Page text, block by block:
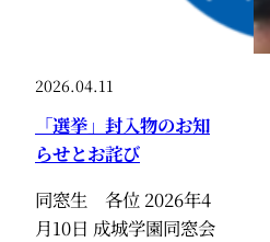
2026.04.11
「選挙」封入物のお知
らせとお詫び
同窓生 各位 2026年4
月10日 成城学園同窓会